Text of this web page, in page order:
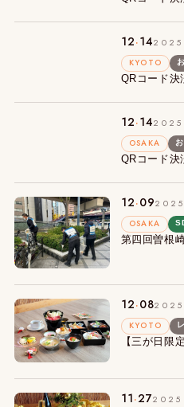
12.142025
KYOTO
QRコード決
12.142025
OSAKA
QRコード決
12.092025
OSAKA
第四回曽根
12.082025
KYOTO
【三が日限
11.272025